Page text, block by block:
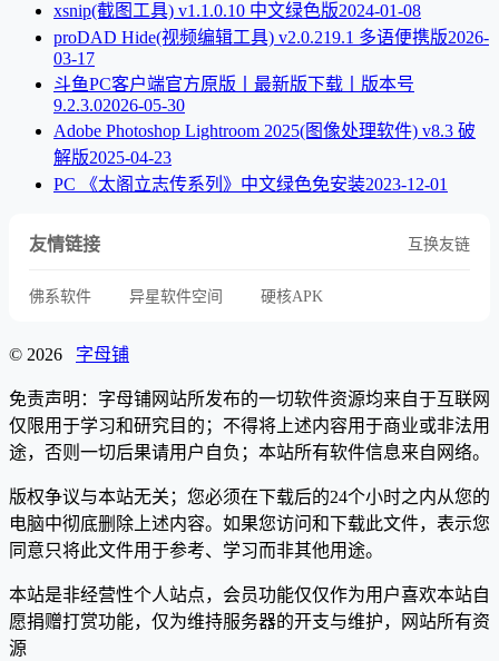
xsnip(截图工具) v1.1.0.10 中文绿色版2024-01-08
proDAD Hide(视频编辑工具) v2.0.219.1 多语便携版2026-
03-17
斗鱼PC客户端官方原版丨最新版下载丨版本号
9.2.3.02026-05-30
Adobe Photoshop Lightroom 2025(图像处理软件) v8.3 破
解版2025-04-23
PC 《太阁立志传系列》中文绿色免安装2023-12-01
友情链接 互换友链
佛系软件 异星软件空间 硬核APK
© 2026 字母铺
免责声明：字母铺网站所发布的一切软件资源均来自于互联网
仅限用于学习和研究目的；不得将上述内容用于商业或非法用
途，否则一切后果请用户自负；本站所有软件信息来自网络。
版权争议与本站无关；您必须在下载后的24个小时之内从您的
电脑中彻底删除上述内容。如果您访问和下载此文件，表示您
同意只将此文件用于参考、学习而非其他用途。
本站是非经营性个人站点，会员功能仅仅作为用户喜欢本站自
愿捐赠打赏功能，仅为维持服务器的开支与维护，网站所有资
源